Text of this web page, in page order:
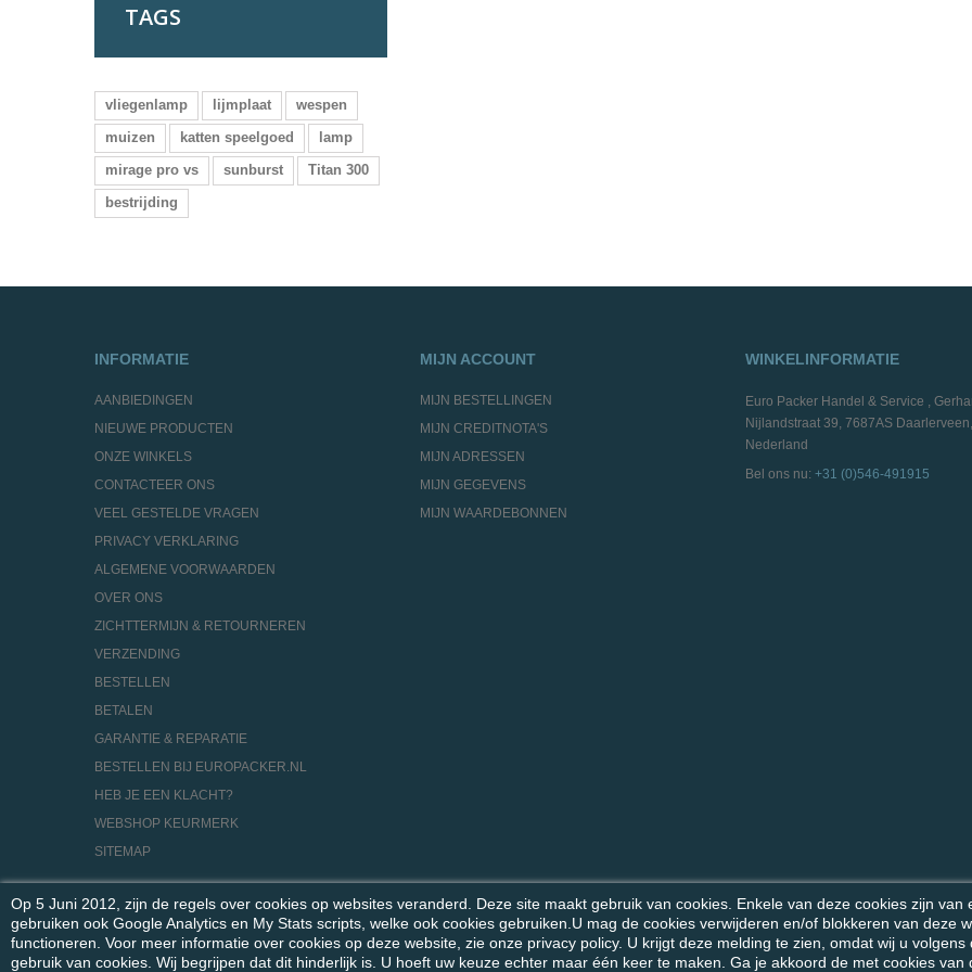
TAGS
vliegenlamp lijmplaat
wespen
muizen
katten speelgoed
lamp
mirage pro vs
sunburst
Titan 300
bestrijding
INFORMATIE
AANBIEDINGEN
NIEUWE PRODUCTEN
ONZE WINKELS
CONTACTEER ONS
VEEL GESTELDE VRAGEN
PRIVACY VERKLARING
ALGEMENE VOORWAARDEN
OVER ONS
ZICHTTERMIJN & RETOURNEREN
VERZENDING
BESTELLEN
BETALEN
GARANTIE & REPARATIE
BESTELLEN BIJ EUROPACKER.NL
HEB JE EEN KLACHT?
WEBSHOP KEURMERK
SITEMAP
MIJN ACCOUNT
MIJN BESTELLINGEN
MIJN CREDITNOTA'S
MIJN ADRESSEN
MIJN GEGEVENS
MIJN WAARDEBONNEN
WINKELINFORMATIE
Euro Packer Handel & Service ,
Nijlandstraat 39, 7687AS Daarlerveen,
Nederland
Bel ons nu: +31 (0)546-491915
Op 5 Juni 2012, zijn de regels over cookies op websites veranderd. Deze site maakt gebruik van cookies. Enkele van deze cookies zijn
gebruiken ook Google Analytics en My Stats scripts, welke ook cookies gebruiken.U mag de cookies verwijderen en/of blokkeren van deze
functioneren. Voor meer informatie over cookies op deze website, zie onze privacy policy. U krijgt deze melding te zien, omdat wij u
gebruik van cookies. Wij begrijpen dat dit hinderlijk is. U hoeft uw keuze echter maar één keer te maken. Ga je akkoord de met cookies van